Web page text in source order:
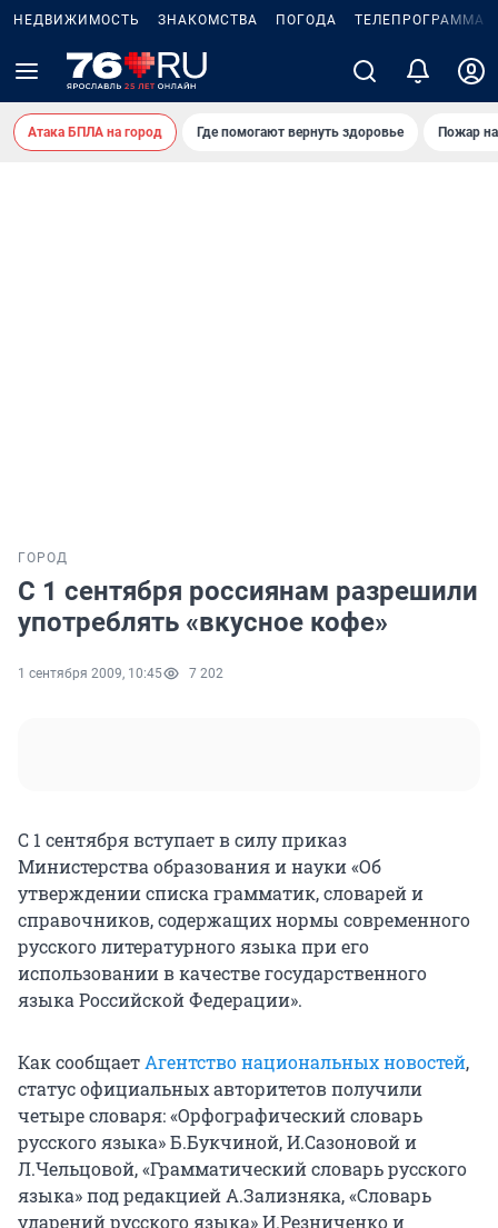
НЕДВИЖИМОСТЬ ЗНАКОМСТВА ПОГОДА ТЕЛЕПРОГРАММА
Атака БПЛА на город Где помогают вернуть здоровье Пожар
ГОРОД
С 1 сентября россиянам разрешили
употреблять «вкусное кофе»
1 сентября 2009, 10:45 7 202
С 1 сентября вступает в силу приказ
Министерства образования и науки «Об
утверждении списка грамматик, словарей и
справочников, содержащих нормы современного
русского литературного языка при его
использовании в качестве государственного
языка Российской Федерации».
Как сообщает Агентство национальных новостей,
статус официальных авторитетов получили
четыре словаря: «Орфографический словарь
русского языка» Б.Букчиной, И.Сазоновой и
Л.Чельцовой, «Грамматический словарь русского
языка» под редакцией А.Зализняка, «Словарь
ударений русского языка» И.Резниченко и